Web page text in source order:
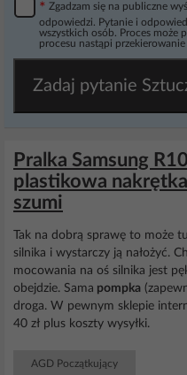
* Zgadzam się na publiczne
odpowiedzi. Pytanie i
wszystkich osób. Proces może
procesu nastąpi
Zadaj pytanie
Pralka Samsung
plastikowa
szumi
Tak na dobrą sprawę to może
silnika i wystarczy ją nałożyć.
mocowania na oś silnika jest
obejdzie. Sama pompka
droga. W pewnym sklepie
40 zł plus koszty wysyłki.
AGD Początkujący